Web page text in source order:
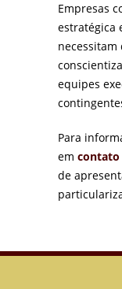
Empresas
estratégica
equipes
Para
em contato
de